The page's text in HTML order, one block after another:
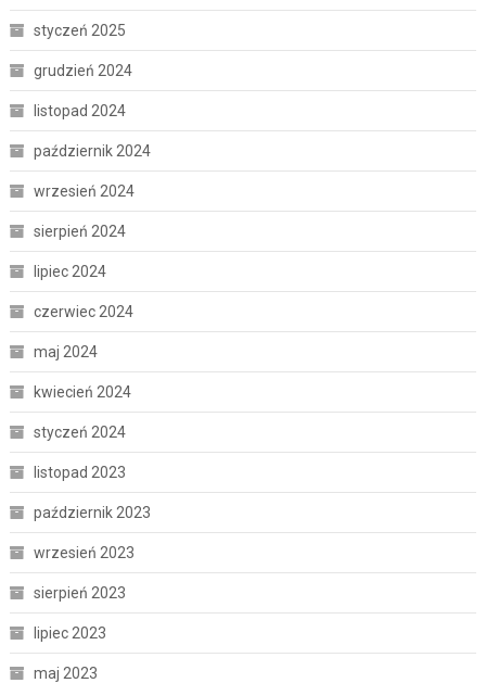
styczeń 2025
grudzień 2024
listopad 2024
październik 2024
wrzesień 2024
sierpień 2024
lipiec 2024
czerwiec 2024
maj 2024
kwiecień 2024
styczeń 2024
listopad 2023
październik 2023
wrzesień 2023
sierpień 2023
lipiec 2023
maj 2023